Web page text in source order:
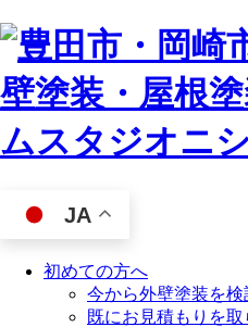
JA
初めての方へ
今から外壁塗装を
既にお見積もりを